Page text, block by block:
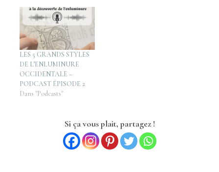
LES 5 GRANDS STYLES
DE L’ENLUMINURE
OCCIDENTALE –
PODCAST ÉPISODE 2
Dans "Podcasts"
Si ça vous plait, partagez !